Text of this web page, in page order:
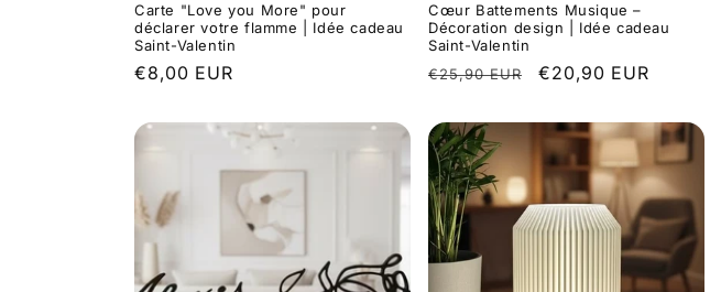
Carte "Love you More" pour
déclarer votre flamme | Idée cadeau
Saint-Valentin
Prix
€8,00 EUR
Cœur Battements Musique –
Décoration design | Idée cadeau
Saint-Valentin
Prix
€25,90 EUR
Prix
€20,90 EUR